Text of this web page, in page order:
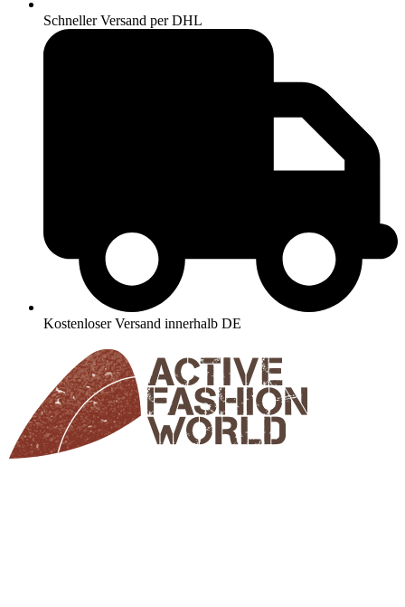
Schneller Versand per DHL
Kostenloser Versand innerhalb DE